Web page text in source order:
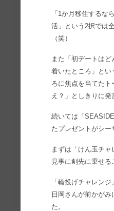
「1か月移住するな
活」という2択では
（笑）
また「初デートは
着いたところ」とい
ろに焦点を当てた
え？」としきりに発
続いては「
たプレゼントがシー
まずは「けん玉チ
見事に剣先に乗せる
「輪投げチャレン
日岡さんが前かが
た。